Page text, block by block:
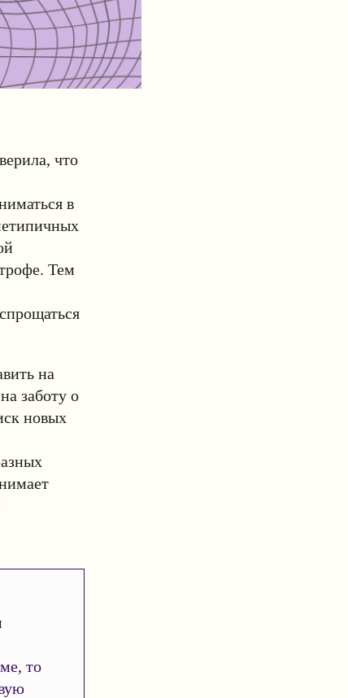
что
в
Тем
на
заботу о
новых
то